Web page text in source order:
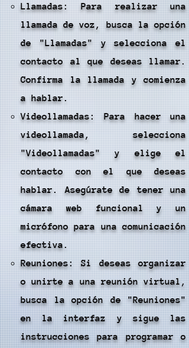
Llamadas: Para realizar una
llamada de voz, busca la opción
de "Llamadas" y selecciona el
contacto al que deseas llamar.
Confirma la llamada y comienza
a hablar.
Videollamadas: Para hacer una
videollamada, selecciona
"Videollamadas" y elige el
contacto con el que deseas
hablar. Asegúrate de tener una
cámara web funcional y un
micrófono para una comunicación
efectiva.
Reuniones: Si deseas organizar
o unirte a una reunión virtual,
busca la opción de "Reuniones"
en la interfaz y sigue las
instrucciones para programar o